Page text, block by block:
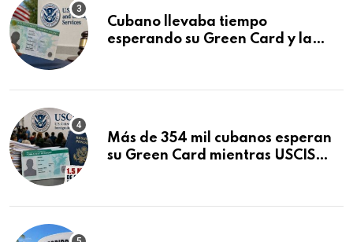
Cubano llevaba tiempo
esperando su Green Card y la
Más de 354 mil cubanos esperan
su Green Card mientras USCIS